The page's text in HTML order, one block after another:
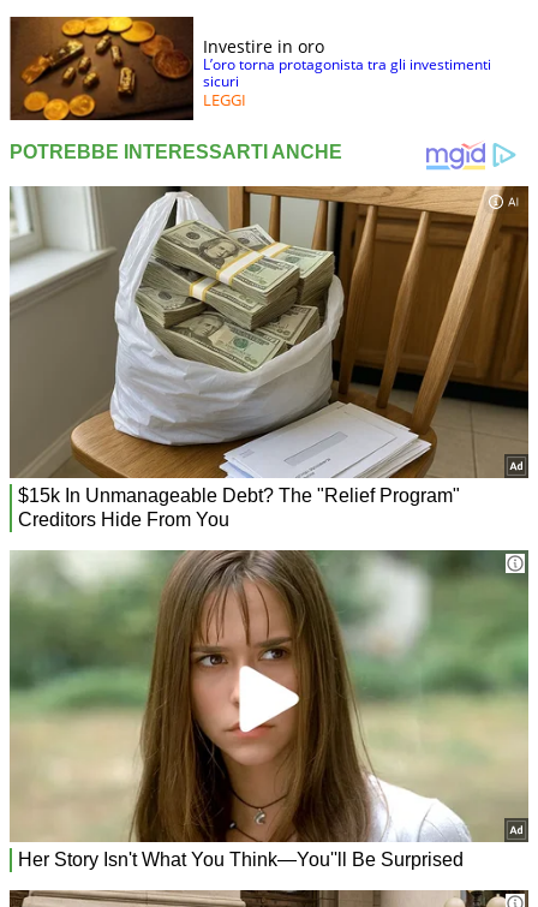
Investire in oro
L’oro torna protagonista tra gli investimenti
sicuri
LEGGI